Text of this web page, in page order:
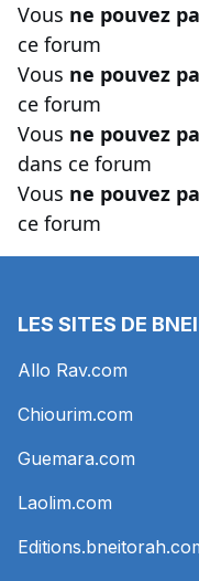
Vous ne pouvez
ce forum
Vous ne pouvez
ce forum
Vous ne pouvez
dans ce forum
Vous ne pouvez
ce forum
LES SITES DE
Allo Rav.com
Chiourim.com
Guemara.com
Laolim.com